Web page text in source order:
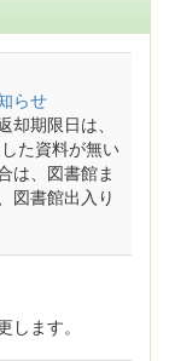
らせ
期限日は、
た資料が無い
は、図書館ま
図書館出入り
ます。